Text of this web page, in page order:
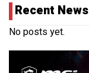
Recent News
No posts yet.